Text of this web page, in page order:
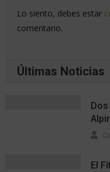
Lo siento, debes estar
comentario.
Últimas Noticias
El